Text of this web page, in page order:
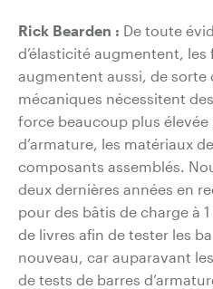
Rick Bearden : De toute
d’élasticité augmentent,
augmentent aussi, de sorte
mécaniques nécessitent
force beaucoup plus
d’armature, les matériaux
composants assemblés.
deux dernières années en
pour des bâtis de charge à
de livres afin de tester les
nouveau, car auparavant
de tests de barres